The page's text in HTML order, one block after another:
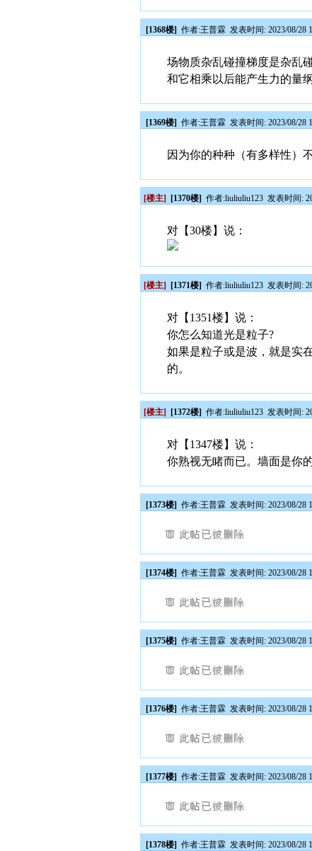
[1368楼] 作者:王普霖 发表时间: 2023/08/28
场物质杂乱碰撞梯度是杂乱
和它相乘以后能产生力的量
[1369楼] 作者:王普霖 发表时间: 2023/08/28
因为你的种种（有多样性）
[楼主] [1370楼] 作者:liuliuliu123 发表时间:
对【30楼】说：
[楼主] [1371楼] 作者:liuliuliu123 发表时间:
对【1351楼】说：
你怎么知道光是粒子?
如果是粒子或是波，就是实
的。
[楼主] [1372楼] 作者:liuliuliu123 发表时间:
对【1347楼】说：
你熟视无睹而已。墙面是你
[1373楼] 作者:王普霖 发表时间: 2023/08/28
[1374楼] 作者:王普霖 发表时间: 2023/08/28
[1375楼] 作者:王普霖 发表时间: 2023/08/28
[1376楼] 作者:王普霖 发表时间: 2023/08/28
[1377楼] 作者:王普霖 发表时间: 2023/08/28
[1378楼] 作者:王普霖 发表时间: 2023/08/28